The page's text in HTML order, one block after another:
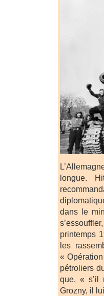
longue.
dans le
printemps
les
«
pétroliers
que, « s’il
Grozny, il